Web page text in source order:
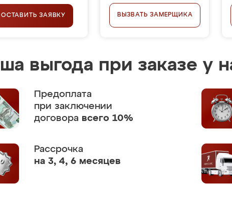
ОСТАВИТЬ ЗАЯВКУ ВЫЗВАТЬ ЗАМЕРЩИКА
выгода при заказе у
Предоплата
при заключении
договора всего 10%
Рассрочка
на 3, 4, 6 месяцев